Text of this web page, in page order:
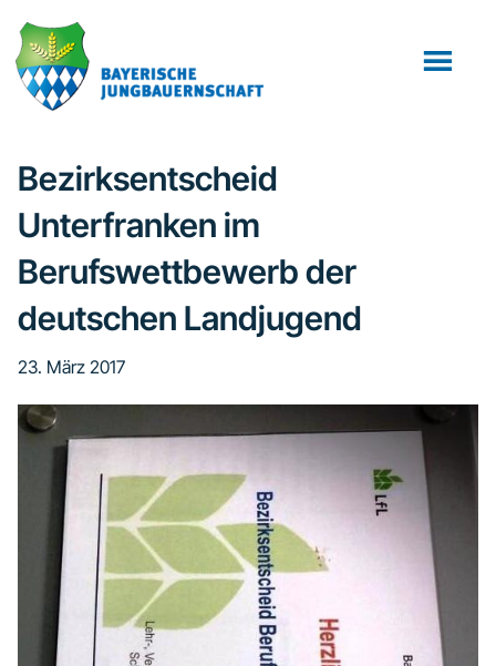
Inhalt
springen
Seitenspalte
springen
Fußzeile
springen
Bezirksentscheid
Unterfranken im
Berufswettbewerb der
deutschen Landjugend
23. März 2017